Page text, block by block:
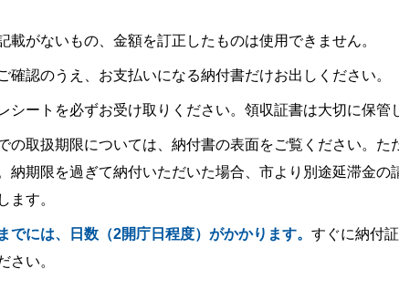
載がないもの、金額を訂正したものは使用できません。
確認のうえ、お支払いになる納付書だけお出しください。
シートを必ずお受け取りください。領収証書は大切に保管
の取扱期限については、納付書の表面をご覧ください。た
納期限を過ぎて納付いただいた場合、市より別途延滞金の
ます。
でには、日数（2開庁日程度）がかかります。 すぐに納付
さい。